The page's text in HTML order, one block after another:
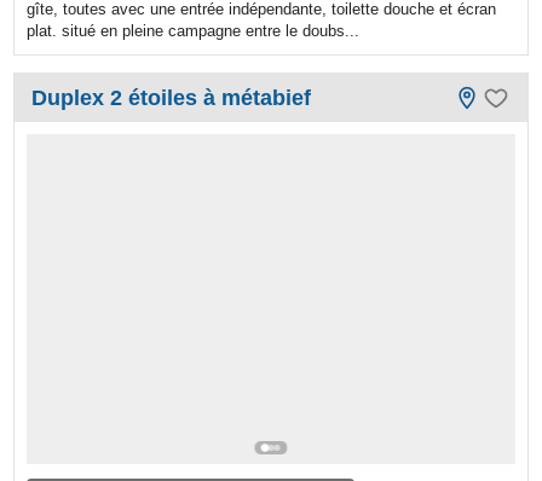
gîte, toutes avec une entrée indépendante, toilette douche et écran
plat. situé en pleine campagne entre le doubs...
Duplex 2 étoiles à métabief